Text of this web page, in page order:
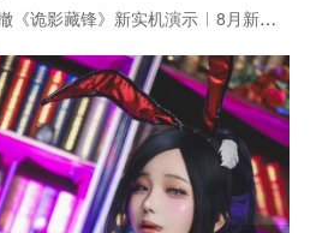
《诡影藏锋》新实机演示 8月新游前瞻：《诡秘之主》领衔